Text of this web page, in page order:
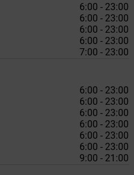
6:00 - 23:00
6:00 - 23:00
6:00 - 23:00
6:00 - 23:00
7:00 - 23:00
6:00 - 23:00
6:00 - 23:00
6:00 - 23:00
6:00 - 23:00
6:00 - 23:00
6:00 - 23:00
9:00 - 21:00